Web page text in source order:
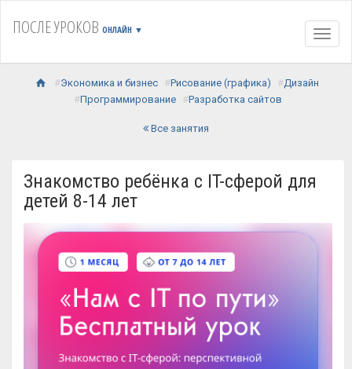
ПОСЛЕ УРОКОВ ОНЛАЙН ▼
Экономика и бизнес Рисование (графика)
Дизайн
Программирование
Разработка сайтов
Все занятия
Знакомство ребёнка с IT-сферой для
детей 8-14 лет